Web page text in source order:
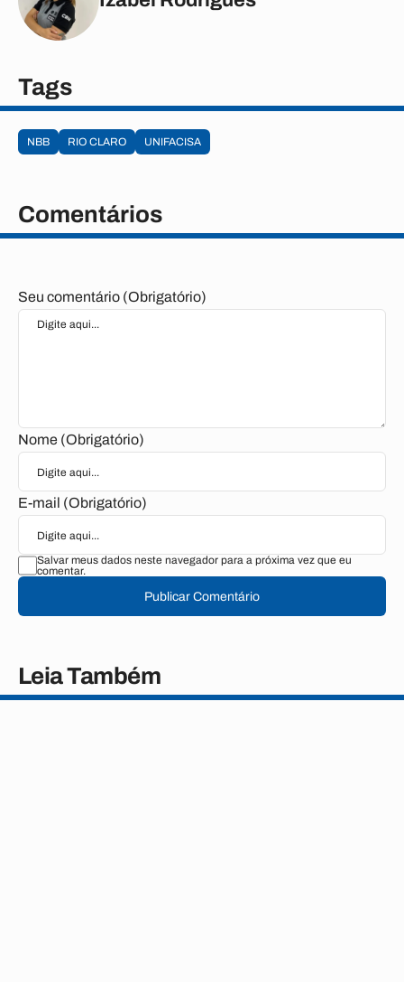
Tags
NBB RIO CLARO UNIFACISA
Comentários
Seu comentário (Obrigatório)
Nome (Obrigatório)
E-mail (Obrigatório)
Salvar meus dados neste navegador para a próxima vez que eu
comentar.
Publicar Comentário
Leia Também